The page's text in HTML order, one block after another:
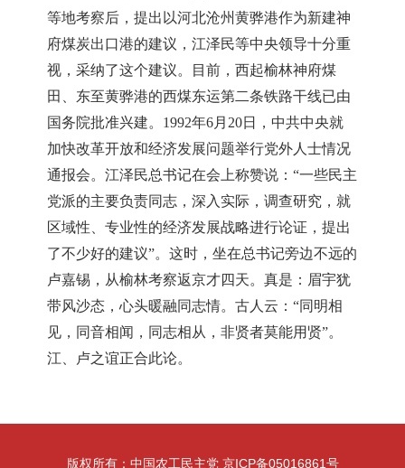
等地考察后，提出以河北沧州黄骅港作为新建神
府煤炭出口港的建议，江泽民等中央领导十分重
视，采纳了这个建议。目前，西起榆林神府煤
田、东至黄骅港的西煤东运第二条铁路干线已由
国务院批准兴建。1992年6月20日，中共中央就
加快改革开放和经济发展问题举行党外人士情况
通报会。江泽民总书记在会上称赞说：“一些民主
党派的主要负责同志，深入实际，调查研究，就
区域性、专业性的经济发展战略进行论证，提出
了不少好的建议”。这时，坐在总书记旁边不远的
卢嘉锡，从榆林考察返京才四天。真是：眉宇犹
带风沙态，心头暖融同志情。古人云：“同明相
见，同音相闻，同志相从，非贤者莫能用贤”。
江、卢之谊正合此论。
版权所有：中国农工民主党 京ICP备05016861号